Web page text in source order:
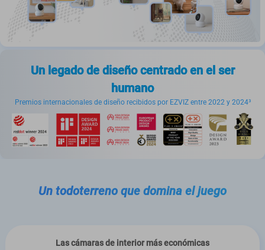
Un legado de diseño centrado en el ser
humano
Premios internacionales de diseño recibidos por EZVIZ entre 2022 y 2024³
Un todoterreno que domina el juego
Las cámaras de interior más económicas